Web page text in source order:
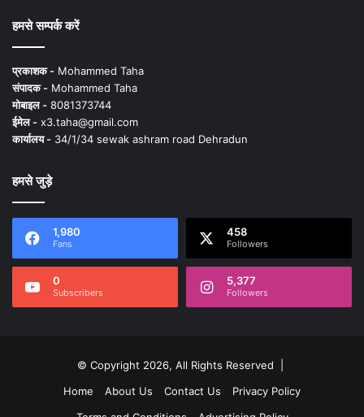
हमसे सम्पर्क करें
प्रकाशक - Mohammed Taha
संपादक - Mohammed Taha
मोबाइल - 8081373744
ईमेल - x3.taha@gmail.com
कार्यालय - 34/1/34 sewak ashram road Dehradun
हमसे जुड़े
1,980
Fans
458
Followers
0
Subscribers
5,377
Followers
© Copyright 2026, All Rights Reserved |
Home
About Us Contact Us
Privacy Policy